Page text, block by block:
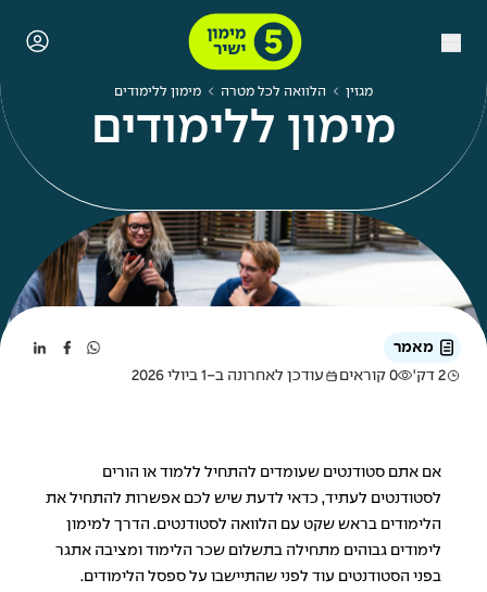
מגזין הלוואה לכל מטרה מימון ללימודים
מימון ללימודים
מאמר
2 דק'
0 קוראים עודכן לאחרונה ב-1 ביולי 2026
אם אתם סטודנטים שעומדים להתחיל ללמוד או הורים
לסטודנטים לעתיד, כדאי לדעת שיש לכם אפשרות להתחיל את
הלימודים בראש שקט עם הלוואה לסטודנטים. הדרך למימון
לימודים גבוהים מתחילה בתשלום שכר הלימוד ומציבה אתגר
בפני הסטודנטים עוד לפני שהתיישבו על ספסל הלימודים.